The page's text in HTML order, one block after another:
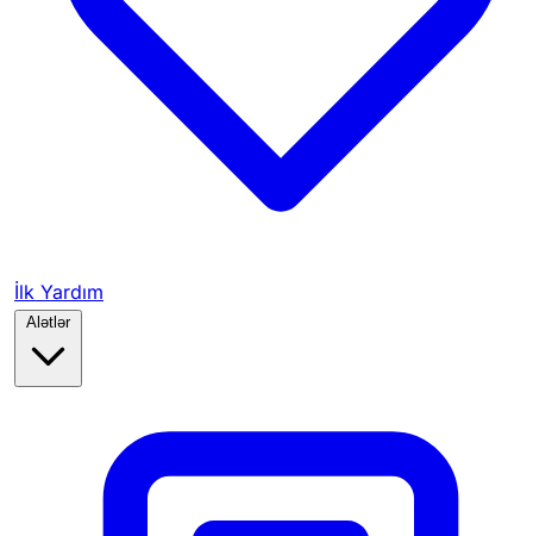
İlk Yardım
Alətlər